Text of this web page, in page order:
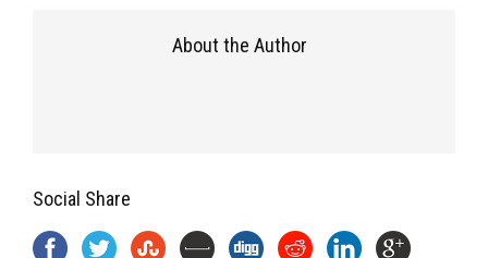
About the Author
Social Share